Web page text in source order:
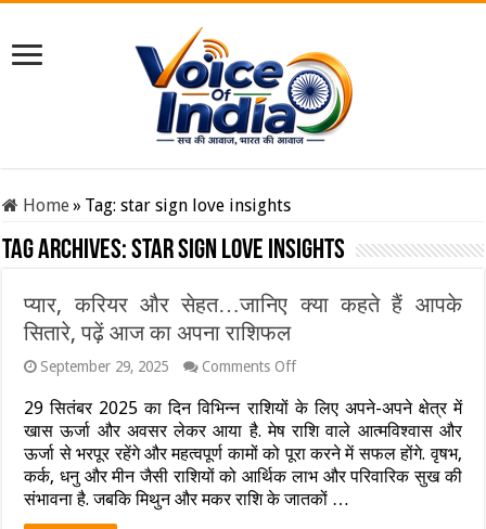
Home» Tag:star sign love insights
Tag Archives:star sign love insights
प्यार, करियर और सेहत…जानिए क्या कहते हैं आपके
सितारे, पढ़ें आज का अपना राशिफल
September 29, 2025 Comments Offon
करियर
और
सेहत…
जानिए
क्या
कहते
29 सितंबर 2025 का दिन विभिन्न राशियों के लिए अपने-अपने क्षेत्र में
खास ऊर्जा और अवसर लेकर आया है. मेष राशि वाले आत्मविश्वास और
ऊर्जा से भरपूर रहेंगे और महत्वपूर्ण कामों को पूरा करने में सफल होंगे. वृषभ,
कर्क, धनु और मीन जैसी राशियों को आर्थिक लाभ और परिवारिक सुख की
संभावना है. जबकि मिथुन और मकर राशि के जातकों …